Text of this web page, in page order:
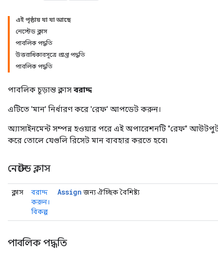
এই পৃষ্ঠায় যা যা আছে
নেস্টেড ক্লাস
পাবলিক পদ্ধতি
উত্তরাধিকারসূত্রে প্রাপ্ত পদ্ধতি
পাবলিক পদ্ধতি
পাবলিক চূড়ান্ত ক্লাস বরাদ্দ
এটিতে 'মান' নির্ধারণ করে 'রেফ' আপডেট করুন।
অ্যাসাইনমেন্ট সম্পন্ন হওয়ার পরে এই অপারেশনটি "রেফ"
করে তোলে যেগুলি রিসেট মান ব্যবহার করতে হবে৷
নেস্টেড ক্লাস
ক্লাস
বরাদ্দ
করুন।
বিকল্প
Assign জন্য ঐচ্ছিক বৈশিষ্ট্য
পাবলিক পদ্ধতি